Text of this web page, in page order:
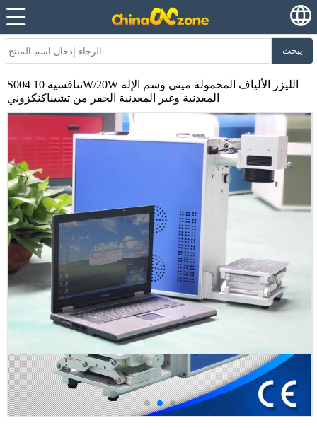
يبحث
S004 تنافسية 10W/20W الليزر الألياف المحمولة ميني وسم الإله
المعدنية وغير المعدنية الحفر من تشيناكنكزوني